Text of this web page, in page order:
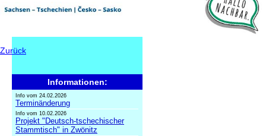
Zurück
Informationen:
Info vom 24.02.2026
Terminänderung
Info vom 10.02.2026
Projekt "Deutsch-tschechischer
Stammtisch" in Zwönitz